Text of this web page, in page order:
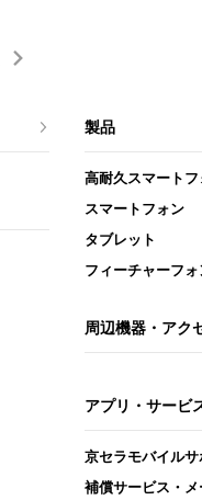
製品
高耐久スマート
スマートフォン
タブレット
フィーチャーフ
周辺機器・アク
アプリ・サービ
京セラモバイルサ
補償サービス・